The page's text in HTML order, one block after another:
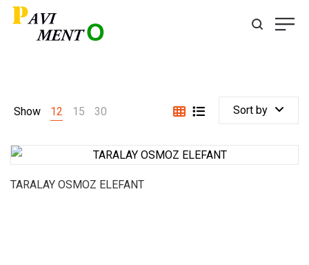
Show 12 15 30 Sort by
TARALAY OSMOZ ELEFANT